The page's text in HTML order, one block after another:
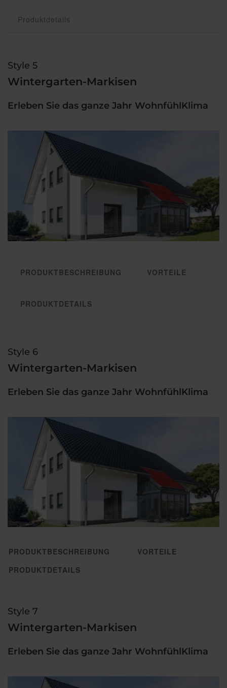
Produktdetails
Style 5
Wintergarten-Markisen
Erleben Sie das ganze Jahr WohnfühlKlima
PRODUKTBESCHREIBUNG VORTEILE
PRODUKTDETAILS
Style 6
Wintergarten-Markisen
Erleben Sie das ganze Jahr WohnfühlKlima
PRODUKTBESCHREIBUNG
VORTEILE
PRODUKTDETAILS
Style 7
Wintergarten-Markisen
Erleben Sie das ganze Jahr WohnfühlKlima